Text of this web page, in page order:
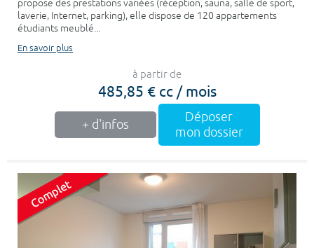
propose des prestations variées (réception, sauna, salle de sport,
laverie, Internet, parking), elle dispose de 120 appartements
étudiants meublé...
En savoir plus
à partir de
485,85 € cc / mois
+ d'infos
Déposer
mon dossier